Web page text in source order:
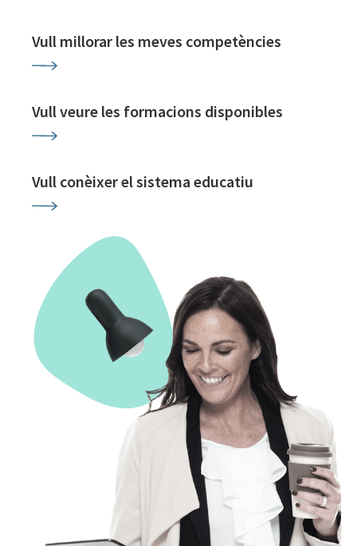
Vull millorar les meves competències
Vull veure les formacions disponibles
Vull conèixer el sistema educatiu